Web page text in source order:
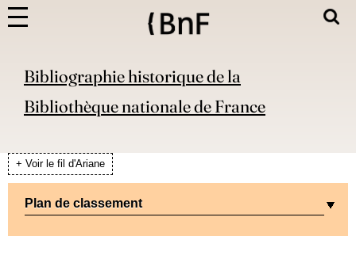
Bibliographie historique de la
Bibliothèque nationale de France
+ Voir le fil d'Ariane
Plan de classement